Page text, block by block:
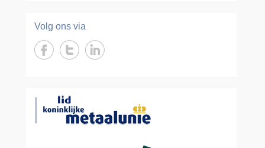
Volg ons via